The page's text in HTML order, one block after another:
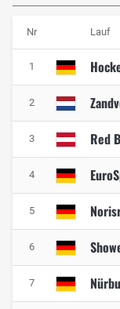
Nr Lauf
1
2
3 Red
4
5
6
7